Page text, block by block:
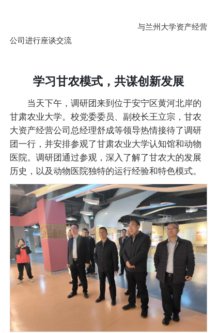
与兰州大学资产经营
公司进行座谈交流
学习甘农模式，共谋创新发展
当天下午，调研团来到位于安宁区黄河北岸的
甘肃农业大学。校党委委员、副校长王立宗，甘农
大资产经营公司总经理舒成等领导热情接待了调研
团一行，并安排参观了甘肃农业大学认知馆和动物
医院。调研团通过参观，深入了解了甘农大的发展
历史，以及动物医院独特的运行经验和特色模式。